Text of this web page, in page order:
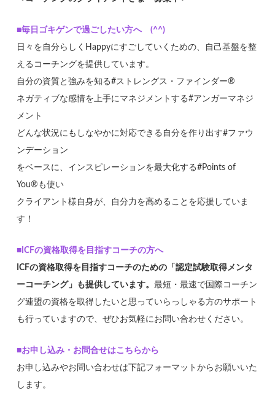
■毎日ゴキゲンで過ごしたい方へ (^^)
日々を自分らしくHappyにすごしていくための、自己基盤を整
えるコーチングを提供しています。
自分の資質と強みを知る#ストレングス・ファインダー®
ネガティブな感情を上手にマネジメントする#アンガーマネジ
メント
どんな状況にもしなやかに対応できる自分を作り出す#ファウ
ンデーション
をベースに、インスピレーションを最大化する#Points of
You®も使い
クライアント様自身が、自分力を高めることを応援していま
す！
■ICFの資格取得を目指すコーチの方へ
ICFの資格取得を目指すコーチのための「認定試験取得メンタ
ーコーチング」も提供しています。最短・最速で国際コーチン
グ連盟の資格を取得したいと思っていらっしゃる方のサポート
も行っていますので、ぜひお気軽にお問い合わせください。
■お申し込み・お問合せはこちらから
お申し込みやお問い合わせは下記フォーマットからお願いいた
します。